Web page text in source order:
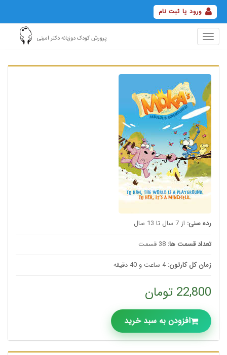
ورود یا ثبت نام
Toggle
navigation پرورش کودک دوزبانه دکتر امینی
رده سنی:از 7 سال تا 13 سال
تعداد قسمت ها: 38 قسمت
زمان کل کارتون:4 ساعت و 40 دقیقه
22,800 تومان
افزودن به سبد خرید